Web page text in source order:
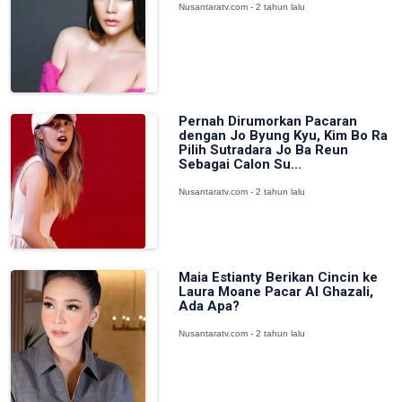
Nusantaratv.com - 2 tahun lalu
Pernah Dirumorkan Pacaran
dengan Jo Byung Kyu, Kim Bo Ra
Pilih Sutradara Jo Ba Reun
Sebagai Calon Su...
Nusantaratv.com - 2 tahun lalu
Maia Estianty Berikan Cincin ke
Laura Moane Pacar Al Ghazali,
Ada Apa?
Nusantaratv.com - 2 tahun lalu